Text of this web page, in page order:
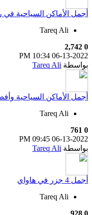
أجمل الأماكن السياحية في
Tareq Ali
0
2,742
06-13-2022
10:34 PM
بواسطة Tareq Ali
أجمل الأماكن السياحية
Tareq Ali
0
761
06-13-2022
09:45 PM
بواسطة Tareq Ali
أجمل 4 جزر في هاواي
Tareq Ali
0
928